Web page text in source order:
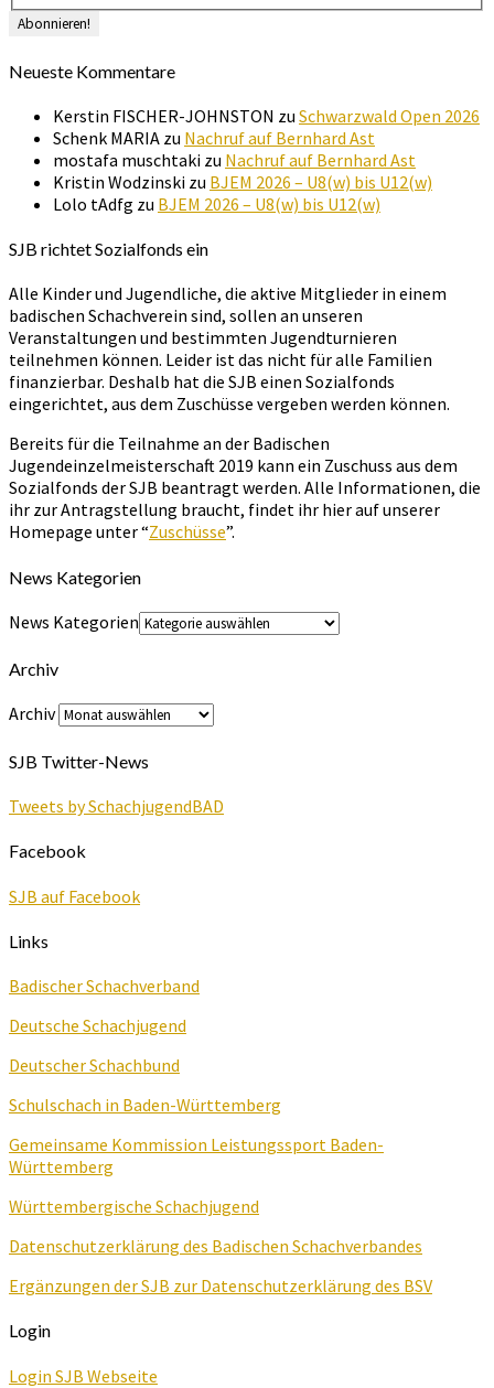
Neueste Kommentare
Kerstin FISCHER-JOHNSTON zu Schwarzwald Open 2026
Schenk MARIA zu Nachruf auf Bernhard Ast
mostafa muschtaki zu Nachruf auf Bernhard Ast
Kristin Wodzinski zu BJEM 2026 – U8(w) bis U12(w)
Lolo tAdfg zu BJEM 2026 – U8(w) bis U12(w)
SJB richtet Sozialfonds ein
Alle Kinder und Jugendliche, die aktive Mitglieder in einem
badischen Schachverein sind, sollen an unseren
Veranstaltungen und bestimmten Jugendturnieren
teilnehmen können. Leider ist das nicht für alle Familien
finanzierbar. Deshalb hat die SJB einen Sozialfonds
eingerichtet, aus dem Zuschüsse vergeben werden können.
Bereits für die Teilnahme an der Badischen
Jugendeinzelmeisterschaft 2019 kann ein Zuschuss aus dem
Sozialfonds der SJB beantragt werden. Alle Informationen, die
ihr zur Antragstellung braucht, findet ihr hier auf unserer
Homepage unter “Zuschüsse”.
News Kategorien
News Kategorien
Archiv
Archiv
SJB Twitter-News
Tweets by SchachjugendBAD
Facebook
SJB auf Facebook
Links
Badischer Schachverband
Deutsche Schachjugend
Deutscher Schachbund
Schulschach in Baden-Württemberg
Gemeinsame Kommission Leistungssport Baden-
Württemberg
Württembergische Schachjugend
Datenschutzerklärung des Badischen Schachverbandes
Ergänzungen der SJB zur Datenschutzerklärung des BSV
Login
Login SJB Webseite